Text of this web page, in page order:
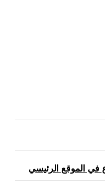
في الموقع الرئيسي